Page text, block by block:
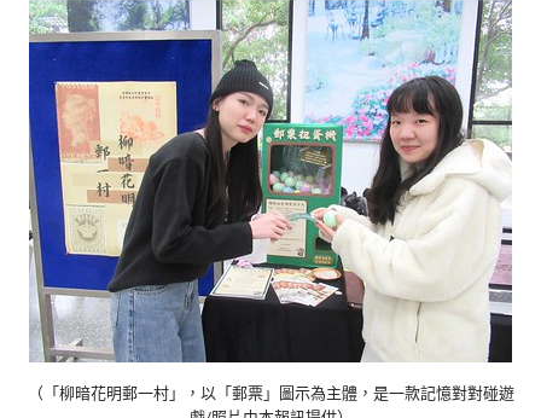
（「柳暗花明郵一村」，以「郵票」圖示為主體，是一款記憶對對碰遊